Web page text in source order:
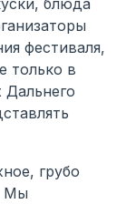
блюда
фестиваля,
только в
Дальнего
грубо
Мы